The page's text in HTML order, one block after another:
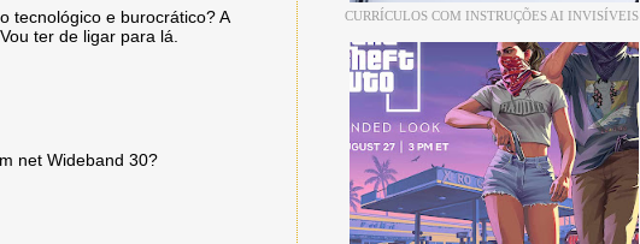
tecnológico e burocrático? A
ter de ligar para lá.
net Wideband 30?
CURRÍCULOS COM INSTRUÇÕES AI INVISÍVEIS